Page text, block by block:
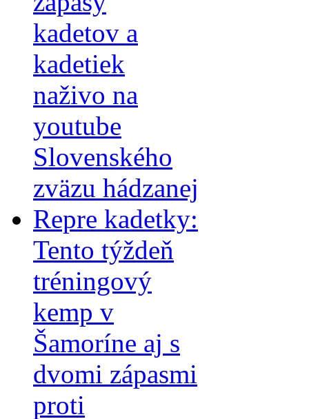
kadetov a
kadetiek
naživo na
youtube
Slovenského
zväzu hádzanej
Repre kadetky:
Tento týždeň
tréningový
kemp v
Šamoríne aj s
dvomi zápasmi
proti